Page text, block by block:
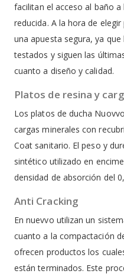
facilitan el acceso al baño
reducida. A la hora de
una apuesta segura, ya
testados y siguen las
cuanto a diseño y calidad.
Platos de resina y
Los platos de ducha
cargas minerales con
Coat sanitario. El peso y
sintético utilizado en
densidad de absorción del
Anti Cracking
En nuevvo utilizan un
cuanto a la compactación
ofrecen productos los
están terminados. Este